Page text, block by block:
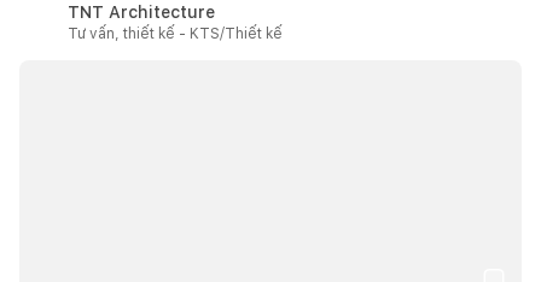
TNT Architecture
Tư vấn, thiết kế - KTS/Thiết kế